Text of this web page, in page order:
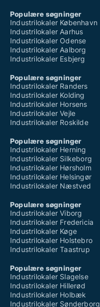
Populære søgninger
Industrilokaler København
Industrilokaler Aarhus
Industrilokaler Odense
Industrilokaler Aalborg
Industrilokaler Esbjerg
Populære søgninger
Industrilokaler Randers
Industrilokaler Kolding
Industrilokaler Horsens
Industrilokaler Vejle
Industrilokaler Roskilde
Populære søgninger
Industrilokaler Herning
Industrilokaler Silkeborg
Industrilokaler Hørsholm
Industrilokaler Helsingør
Industrilokaler Næstved
Populære søgninger
Industrilokaler Viborg
Industrilokaler Fredericia
Industrilokaler Køge
Industrilokaler Holstebro
Industrilokaler Taastrup
Populære søgninger
Industrilokaler Slagelse
Industrilokaler Hillerød
Industrilokaler Holbæk
Industrilokaler Sønderborg